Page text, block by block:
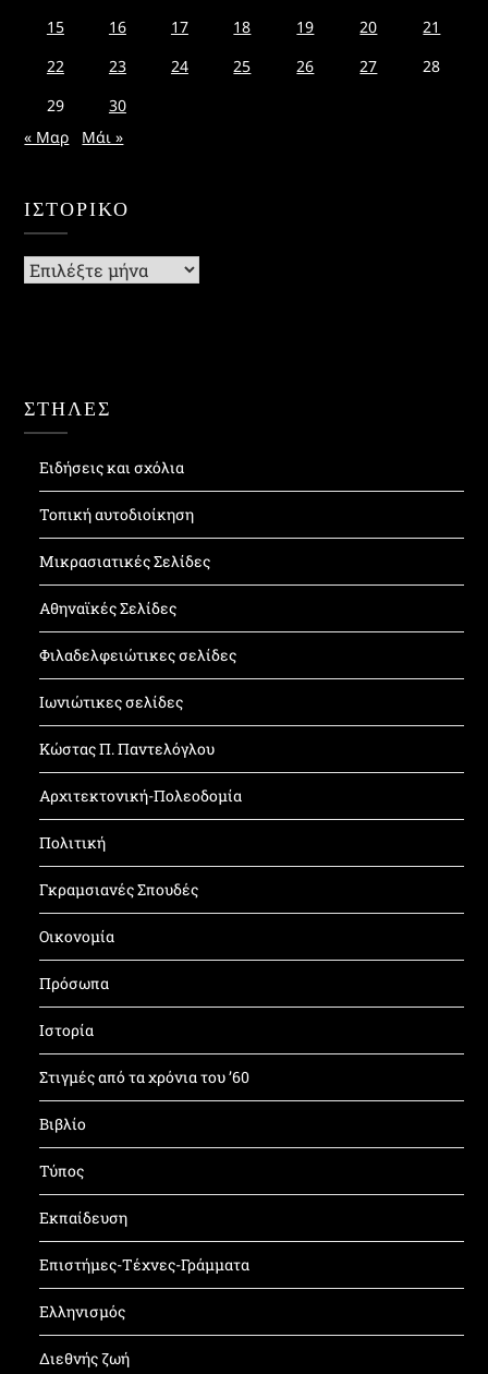
15
16 17 18 19 20
21
22
23 24 25 26 27
28
29
30
« Μαρ
Μάι »
ΙΣΤΟΡΙΚΌ
Ιστορικό
ΣΤΗΛΕΣ
Ειδήσεις και σχόλια
Τοπική αυτοδιοίκηση
Μικρασιατικές Σελίδες
Αθηναϊκές Σελίδες
Φιλαδελφειώτικες σελίδες
Ιωνιώτικες σελίδες
Κώστας Π. Παντελόγλου
Αρχιτεκτονική-Πολεοδομία
Πολιτική
Γκραμσιανές Σπουδές
Οικονομία
Πρόσωπα
Ιστορία
Στιγμές από τα χρόνια του ’60
Βιβλίο
Τύπος
Εκπαίδευση
Επιστήμες-Τέχνες-Γράμματα
Ελληνισμός
Διεθνής ζωή